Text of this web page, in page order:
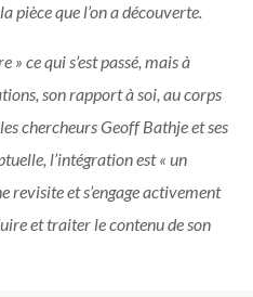
pièce que l’on a découverte.
» ce qui s’est passé, mais à
son rapport à soi, au corps
chercheurs Geoff Bathje et ses
l’intégration est « un
revisite et s’engage activement
et traiter le contenu de son